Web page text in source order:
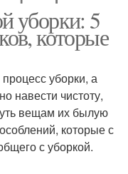
уборки: 5
которые
уборки, а
навести чистоту,
вещам их былую
которые с
с уборкой.